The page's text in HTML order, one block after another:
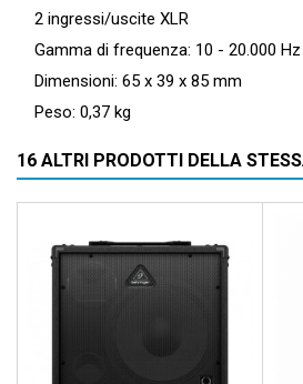
2 ingressi/uscite XLR
Gamma di frequenza: 10 - 20.000 Hz
Dimensioni: 65 x 39 x 85 mm
Peso: 0,37 kg
16 ALTRI PRODOTTI DELLA